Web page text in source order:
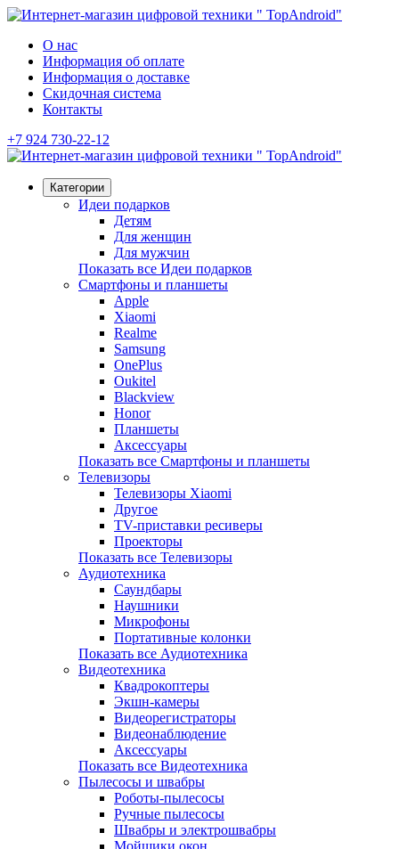
О нас
Информация об оплате
Информация о доставке
Скидочная система
Контакты
+7 924 730-22-12
Категории
Идеи подарков
Детям
Для женщин
Для мужчин
Показать все Идеи подарков
Смартфоны и планшеты
Apple
Xiaomi
Realme
Samsung
OnePlus
Oukitel
Blackview
Honor
Планшеты
Аксессуары
Показать все Смартфоны и планшеты
Телевизоры
Телевизоры Xiaomi
Другое
TV-приставки ресиверы
Проекторы
Показать все Телевизоры
Аудиотехника
Саундбары
Наушники
Микрофоны
Портативные колонки
Показать все Аудиотехника
Видеотехника
Квадрокоптеры
Экшн-камеры
Видеорегистраторы
Видеонаблюдение
Аксессуары
Показать все Видеотехника
Пылесосы и швабры
Роботы-пылесосы
Ручные пылесосы
Швабры и электрошвабры
Мойщики окон